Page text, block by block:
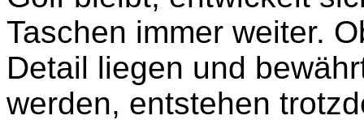
Taschen immer weiter.
Detail liegen und
werden, entstehen